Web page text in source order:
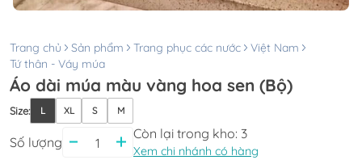
Trang chủ Sản phẩm Trang phục các nước
Việt Nam
Tứ thân - Váy múa
Áo dài múa màu vàng hoa sen (Bộ)
Size: L XL S M
Số lượng
Còn lại trong kho: 3
Xem chi nhánh có hàng